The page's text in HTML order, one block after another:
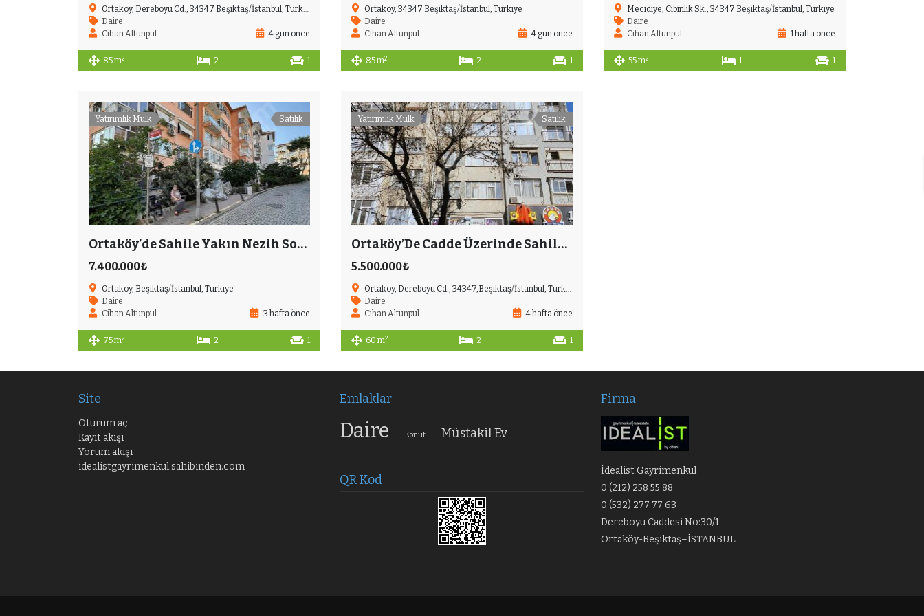
Ortaköy, Dereboyu Cd., 34347 Beşiktaş/İstanbul, Türkiye
Daire
Cihan Altunpul
4 gün önce
85 m2 2 1
Ortaköy, 34347 Beşiktaş/İstanbul, Türkiye
Daire
Cihan Altunpul
4 gün önce
85 m2 2 1
Mecidiye, Cibinlik Sk., 34347 Beşiktaş/İstanbul, Türkiye
Daire
Cihan Altunpul
1 hafta önce
55 m2 1 1
Yatırımlık Mülk Satılık
Ortaköy’de Sahile Yakın Nezih Sokakta 2+1 Ferah Daire
7.400.000₺
Ortaköy, Beşiktaş/İstanbul, Türkiye
Daire
Cihan Altunpul
3 hafta önce
75 m2 2 1
Yatırımlık Mülk Satılık
Ortaköy’De Cadde Üzerinde Sahile Yakın Ara Kat Yatırımlık Daire
5.500.000₺
Ortaköy, Dereboyu Cd., 34347,Beşiktaş/İstanbul, Türkiye
Daire
Cihan Altunpul
4 hafta önce
60 m2 2 1
Site
Oturum aç
Kayıt akışı
Yorum akışı
idealistgayrimenkul.sahibinden.com
Emlaklar
Daire Konut Müstakil Ev
QR Kod
Firma
İdealist Gayrimenkul
0 (212) 258 55 88
0 (532) 277 77 63
Dereboyu Caddesi No:30/1
Ortaköy-Beşiktaş–İSTANBUL